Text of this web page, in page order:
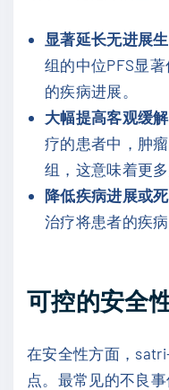
显著延长无进展
组的中位PFS显
的疾病进展。
大幅提高客观缓解
疗的患者中，肿
组，这意味着更
降低疾病进展或
治疗将患者的疾
可控的安全
在安全性方面，
点。最常见的不良